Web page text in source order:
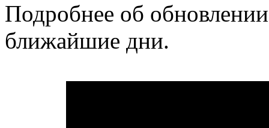
Подробнее об
ближайшие дни.